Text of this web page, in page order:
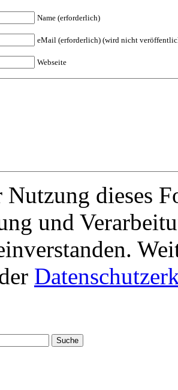
Name (erforderlich)
eMail (erforderlich) (wird nicht
Webseite
dieses
und